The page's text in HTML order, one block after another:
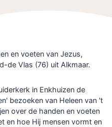
en voeten van Jezus,
de Vlas (76) uit Alkmaar.
in Enkhuizen de
bezoeken van Heleen van 't
over de handen en voeten
en hoe Hij mensen vormt en